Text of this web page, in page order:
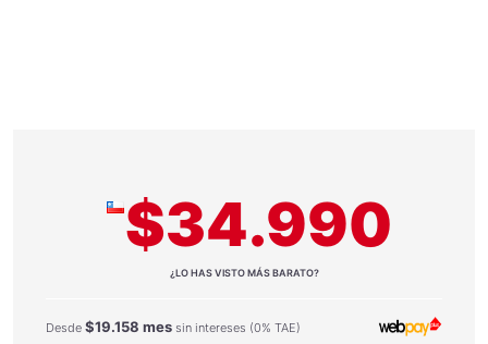
$34.990
¿LO HAS VISTO MÁS BARATO?
Desde $19.158 mes sin intereses (0% TAE)